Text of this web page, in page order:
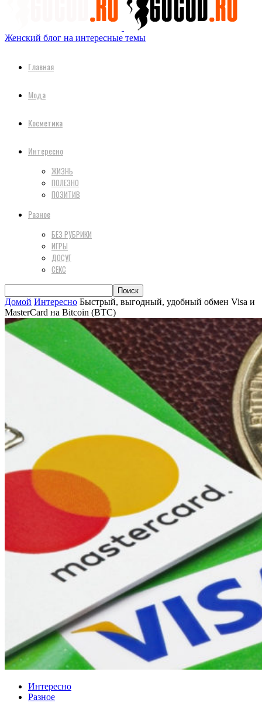
Женский блог на интересные темы
Главная
Мода
Косметика
Интересно
ЖИЗНЬ
ПОЛЕЗНО
ПОЗИТИВ
Разное
БЕЗ РУБРИКИ
ИГРЫ
ДОСУГ
СЕКС
Домой Интересно Быстрый, выгодный, удобный обмен Visa и
MasterCard на Bitcoin (BTC)
Интересно
Разное